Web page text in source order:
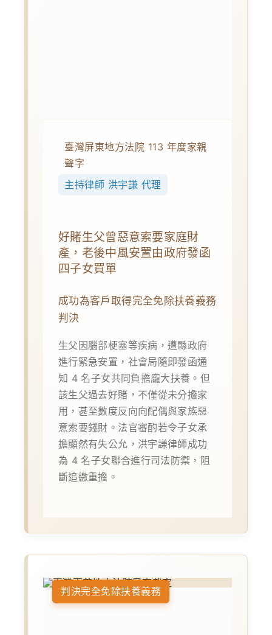
臺灣屏東地方法院 113 年度家親
聲字
主持律師 洪宇謙 代理
好賭生父曾惡意索要家庭財
產，老後中風安置由政府發函
四子女買單
成功為客戶取得完全免除扶養義務
判決
生父因腦部梗塞等疾病，遭縣政府
進行緊急安置，社會局隨即發函通
知 4 名子女共同負擔龐大扶養。但
該生父過去好賭，不僅從未分擔家
用，甚至數度反向向配偶與家族惡
意索要錢財。法官審酌若令子女承
擔顯然有失公允，洪宇謙律師成功
為 4 名子女聯合進行司法防禦，阻
斷追繳重擔。
判決完全免除扶養義務